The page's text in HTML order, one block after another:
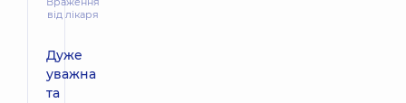
від лікаря
Дуже
уважна
та